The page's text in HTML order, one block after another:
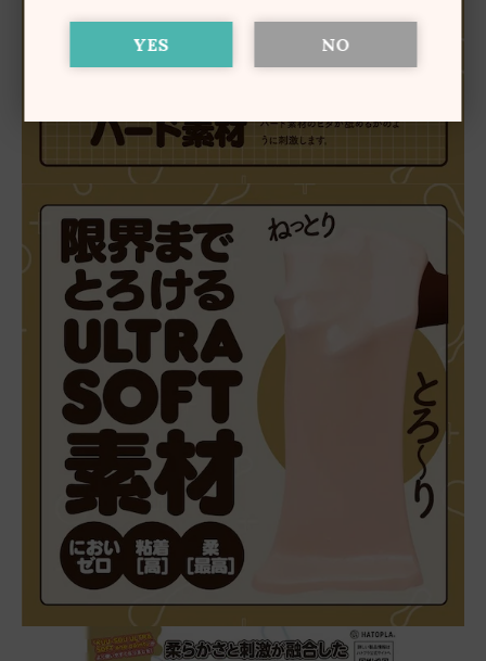
YES NO